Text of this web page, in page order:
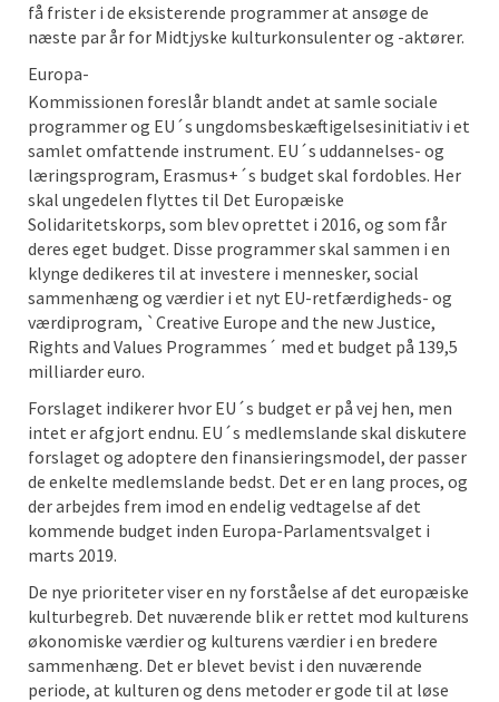
få frister i de eksisterende programmer at ansøge de
næste par år for Midtjyske kulturkonsulenter og -aktører.
Europa-
Kommissionen foreslår blandt andet at samle sociale
programmer og EU´s ungdomsbeskæftigelsesinitiativ i et
samlet omfattende instrument. EU´s uddannelses- og
læringsprogram, Erasmus+´s budget skal fordobles. Her
skal ungedelen flyttes til Det Europæiske
Solidaritetskorps, som blev oprettet i 2016, og som får
deres eget budget. Disse programmer skal sammen i en
klynge dedikeres til at investere i mennesker, social
sammenhæng og værdier i et nyt EU-retfærdigheds- og
værdiprogram, `Creative Europe and the new Justice,
Rights and Values Programmes´ med et budget på 139,5
milliarder euro.
Forslaget indikerer hvor EU´s budget er på vej hen, men
intet er afgjort endnu. EU´s medlemslande skal diskutere
forslaget og adoptere den finansieringsmodel, der passer
de enkelte medlemslande bedst. Det er en lang proces, og
der arbejdes frem imod en endelig vedtagelse af det
kommende budget inden Europa-Parlamentsvalget i
marts 2019.
De nye prioriteter viser en ny forståelse af det europæiske
kulturbegreb. Det nuværende blik er rettet mod kulturens
økonomiske værdier og kulturens værdier i en bredere
sammenhæng. Det er blevet bevist i den nuværende
periode, at kulturen og dens metoder er gode til at løse